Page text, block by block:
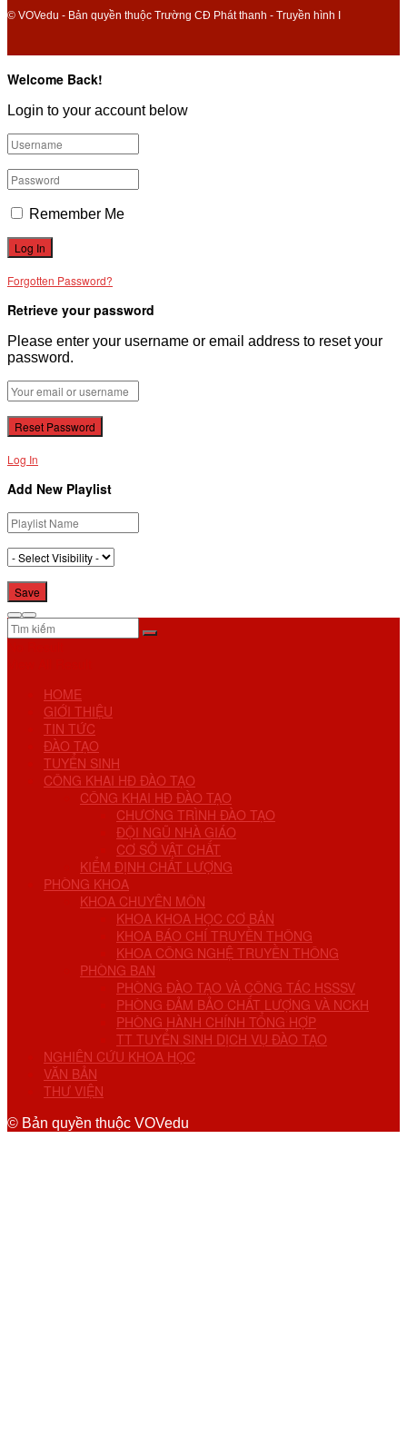
© VOVedu - Bản quyền thuộc Trường CĐ Phát thanh - Truyền hình I
Welcome Back!
Login to your account below
Remember Me
Forgotten Password?
Retrieve your password
Please enter your username or email address to reset your
password.
Log In
Add New Playlist
HOME
GIỚI THIỆU
TIN TỨC
ĐÀO TẠO
TUYỂN SINH
CÔNG KHAI HĐ ĐÀO TẠO
CÔNG KHAI HĐ ĐÀO TẠO
CHƯƠNG TRÌNH ĐÀO TẠO
ĐỘI NGŨ NHÀ GIÁO
CƠ SỞ VẬT CHẤT
KIỂM ĐỊNH CHẤT LƯỢNG
PHÒNG KHOA
KHOA CHUYÊN MÔN
KHOA KHOA HỌC CƠ BẢN
KHOA BÁO CHÍ TRUYỀN THÔNG
KHOA CÔNG NGHỆ TRUYỀN THÔNG
PHÒNG BAN
PHÒNG ĐÀO TẠO VÀ CÔNG TÁC HSSSV
PHÒNG ĐẢM BẢO CHẤT LƯỢNG VÀ NCKH
PHÒNG HÀNH CHÍNH TỔNG HỢP
TT TUYỂN SINH DỊCH VỤ ĐÀO TẠO
NGHIÊN CỨU KHOA HỌC
VĂN BẢN
THƯ VIỆN
© Bản quyền thuộc VOVedu